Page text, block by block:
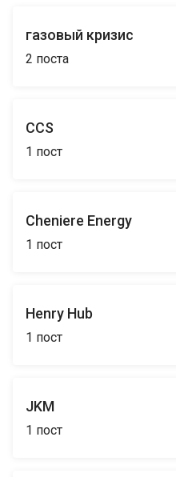
газовый кризис
2 поста
CCS
1 пост
Cheniere Energy
1 пост
Henry Hub
1 пост
JKM
1 пост